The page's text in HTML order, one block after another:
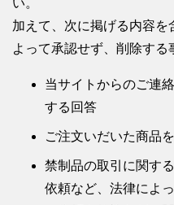
い。
加えて、次に掲げる内容を
よって承認せず、削除する
当サイトからのご連
する回答
ご注文いだいた商品
禁制品の取引に関す
依頼など、法律によ